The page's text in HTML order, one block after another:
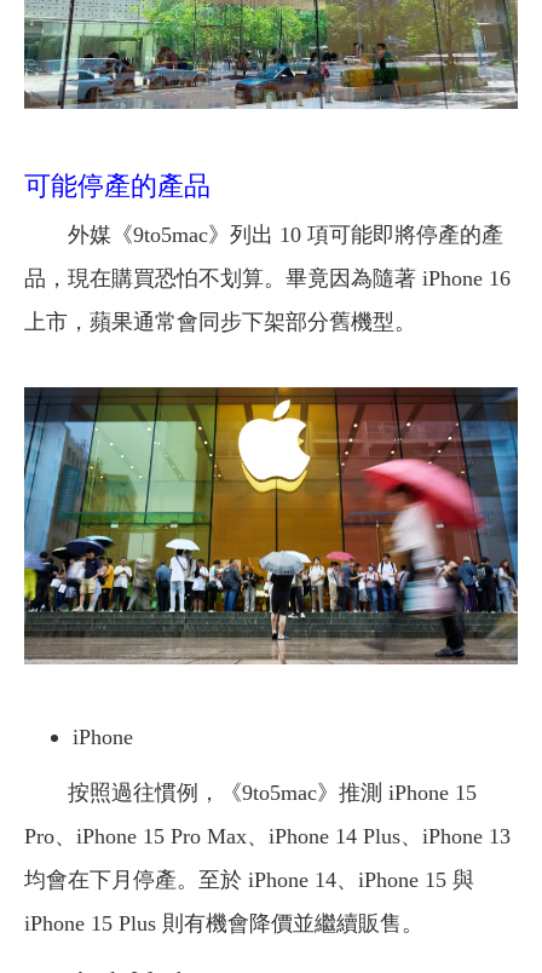
可能停產的產品
外媒《9to5mac》列出 10 項可能即將停產的產
品，現在購買恐怕不划算。畢竟因為隨著 iPhone 16
上市，蘋果通常會同步下架部分舊機型。
iPhone
按照過往慣例，《9to5mac》推測 iPhone 15
Pro、iPhone 15 Pro Max、iPhone 14 Plus、iPhone 13
均會在下月停產。至於 iPhone 14、iPhone 15 與
iPhone 15 Plus 則有機會降價並繼續販售。